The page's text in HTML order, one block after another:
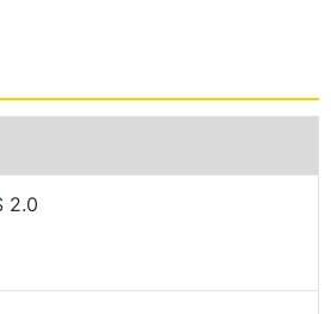
續航力，採用磁吸式充電設
認證標準
錶圈使用 316L 不銹鋼製成，手
防泥按鍵設計，具有優異的耐
以承受日常使用和運動中的磨
2.0